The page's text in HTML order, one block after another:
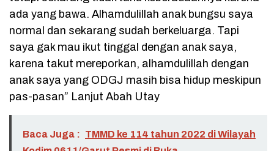
ada yang bawa. Alhamdulillah anak bungsu saya
normal dan sekarang sudah berkeluarga. Tapi
saya gak mau ikut tinggal dengan anak saya,
karena takut mereporkan, alhamdulillah dengan
anak saya yang ODGJ masih bisa hidup meskipun
pas-pasan” Lanjut Abah Utay
Baca Juga : TMMD ke 114 tahun 2022 di Wilayah